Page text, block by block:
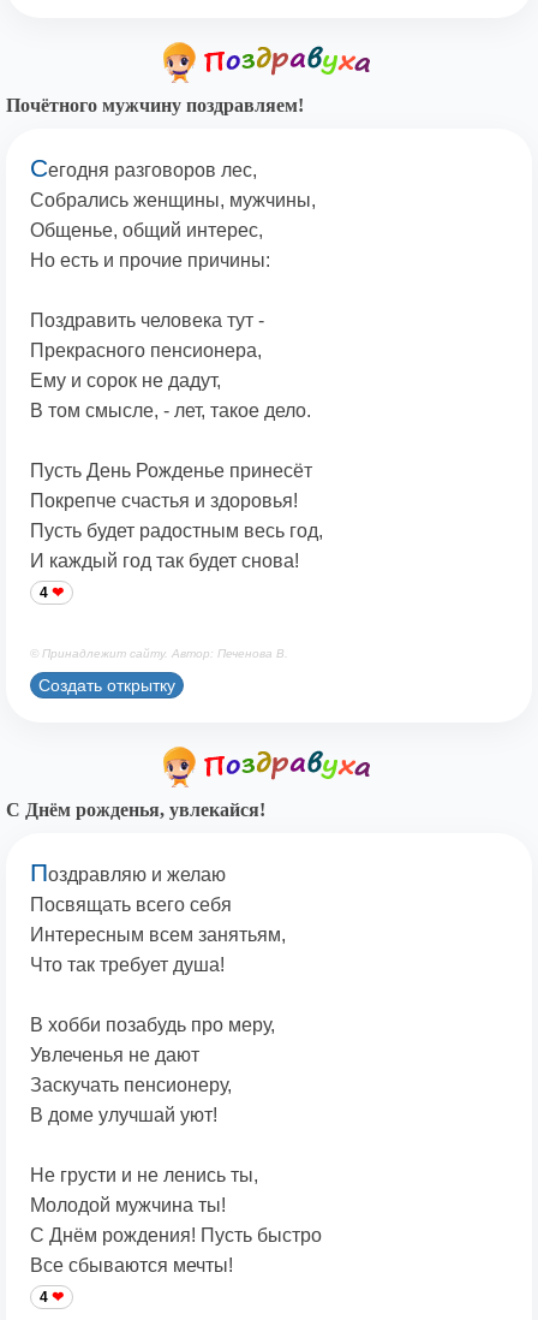
Почётного мужчину поздравляем!
Сегодня разговоров лес,
Собрались женщины, мужчины,
Общенье, общий интерес,
Но есть и прочие причины:
Поздравить человека тут -
Прекрасного пенсионера,
Ему и сорок не дадут,
В том смысле, - лет, такое дело.
Пусть День Рожденье принесёт
Покрепче счастья и здоровья!
Пусть будет радостным весь год,
И каждый год так будет снова!
4
© Принадлежит сайту. Автор: Печенова В.
Создать открытку
С Днём рожденья, увлекайся!
Поздравляю и желаю
Посвящать всего себя
Интересным всем занятьям,
Что так требует душа!
В хобби позабудь про меру,
Увлеченья не дают
Заскучать пенсионеру,
В доме улучшай уют!
Не грусти и не ленись ты,
Молодой мужчина ты!
С Днём рождения! Пусть быстро
Все сбываются мечты!
4